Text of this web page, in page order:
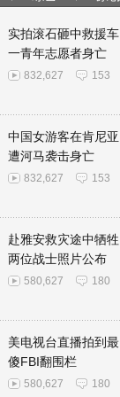
实拍滚石砸中救援车
一青年志愿者身亡
832,627 153
中国女游客在肯尼亚
遭河马袭击身亡
832,627 153
赴雅安救灾途中牺牲
两位战士照片公布
580,627 180
美电视台直播拍到最
傻FBI翻围栏
580,627 180